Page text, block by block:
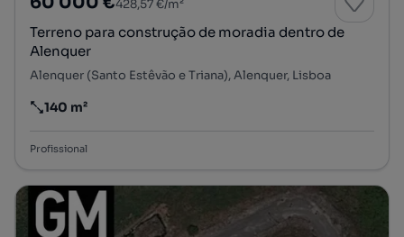
428,57 €/m²
Terreno para construção de moradia dentro de
Alenquer
Alenquer (Santo Estêvão e Triana), Alenquer, Lisboa
Preço por metro quadrado
140 m²
Profissional